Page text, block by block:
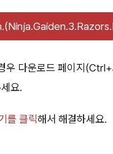
우 다운로드 페이지
요.
를 클릭해서 해결하세요.